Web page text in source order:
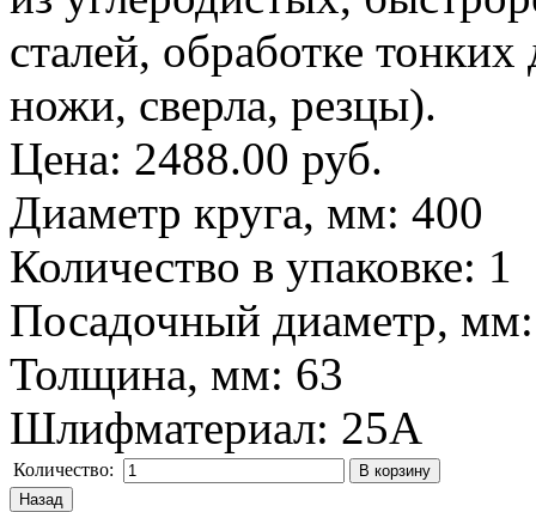
сталей, обработке
ножи, сверла, резцы).
Цена: 2488.00 руб.
Диаметр круга, мм: 400
Количество в упаковке: 1
Посадочный диаметр, мм
Толщина, мм: 63
Шлифматериал: 25A
Количество: